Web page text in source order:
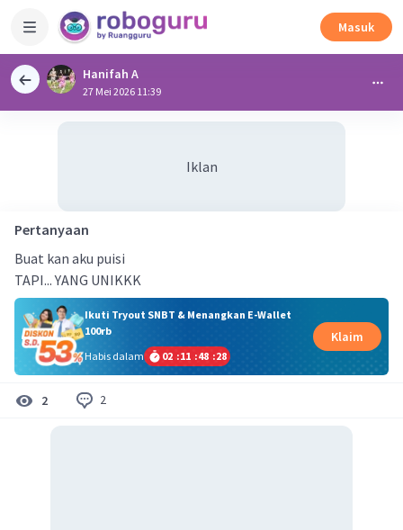
Masuk
Hanifah A
27 Mei 2026 11:39
Iklan
Pertanyaan
Buat kan aku puisi
TAPI... YANG UNIKKK
Ikuti Tryout SNBT & Menangkan E-Wallet
100rb
Habis dalam
02 :11 :48 :28
Klaim
2 2